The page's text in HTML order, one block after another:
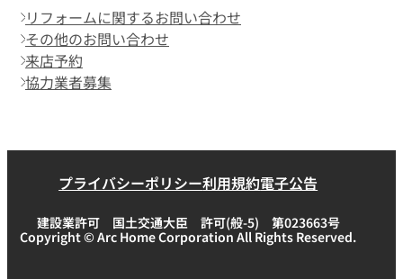
リフォームに関するお問い合わせ
その他のお問い合わせ
来店予約
協力業者募集
プライバシーポリシー利用規約電子公告
建設業許可 国土交通大臣 許可(般-5) 第023663号
Copyright © Arc Home Corporation All Rights Reserved.